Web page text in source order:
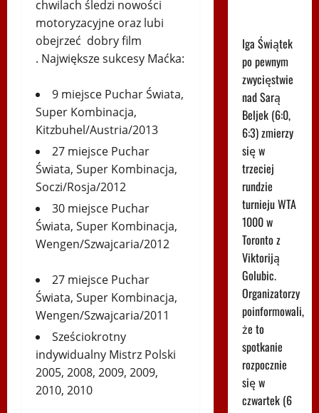
chwilach śledzi nowości
motoryzacyjne oraz lubi
obejrzeć dobry film
. Największe sukcesy Maćka:
9 miejsce Puchar Świata,
Super Kombinacja,
Kitzbuhel/Austria/2013
27 miejsce Puchar
Świata, Super Kombinacja,
Soczi/Rosja/2012
30 miejsce Puchar
Świata, Super Kombinacja,
Wengen/Szwajcaria/2012
27 miejsce Puchar
Świata, Super Kombinacja,
Wengen/Szwajcaria/2011
Sześciokrotny
indywidualny Mistrz Polski
2005, 2008, 2009, 2009,
2010, 2010
Iga Świątek
po pewnym
zwycięstwie
nad Sarą
Beljek (6:0,
6:3) zmierzy
się w
trzeciej
rundzie
turnieju WTA
1000 w
Toronto z
Viktoriją
Golubic.
Organizatorzy
poinformowali,
że to
spotkanie
rozpocznie
się w
czwartek (6